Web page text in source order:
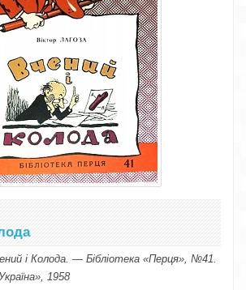
і Колода. — Бібліотека «Перця», №41.
1958